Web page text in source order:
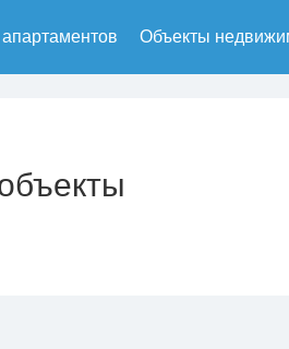
Объекты